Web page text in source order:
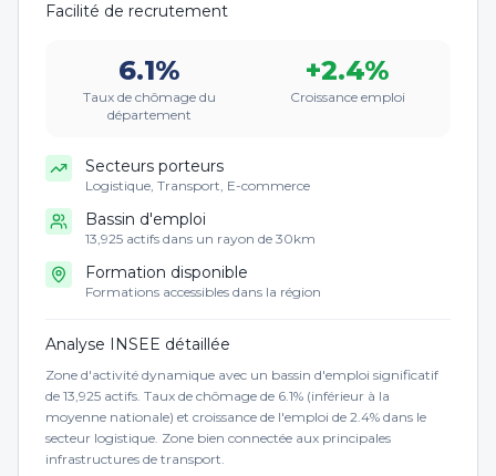
Facilité de recrutement
6.1%
Taux de chômage du
département
+2.4%
Croissance emploi
Secteurs porteurs
Logistique, Transport, E-commerce
Bassin d'emploi
13,925 actifs dans un rayon de 30km
Formation disponible
Formations accessibles dans la région
Analyse INSEE détaillée
Zone d'activité dynamique avec un bassin d'emploi significatif
de 13,925 actifs. Taux de chômage de 6.1% (inférieur à la
moyenne nationale) et croissance de l'emploi de 2.4% dans le
secteur logistique. Zone bien connectée aux principales
infrastructures de transport.